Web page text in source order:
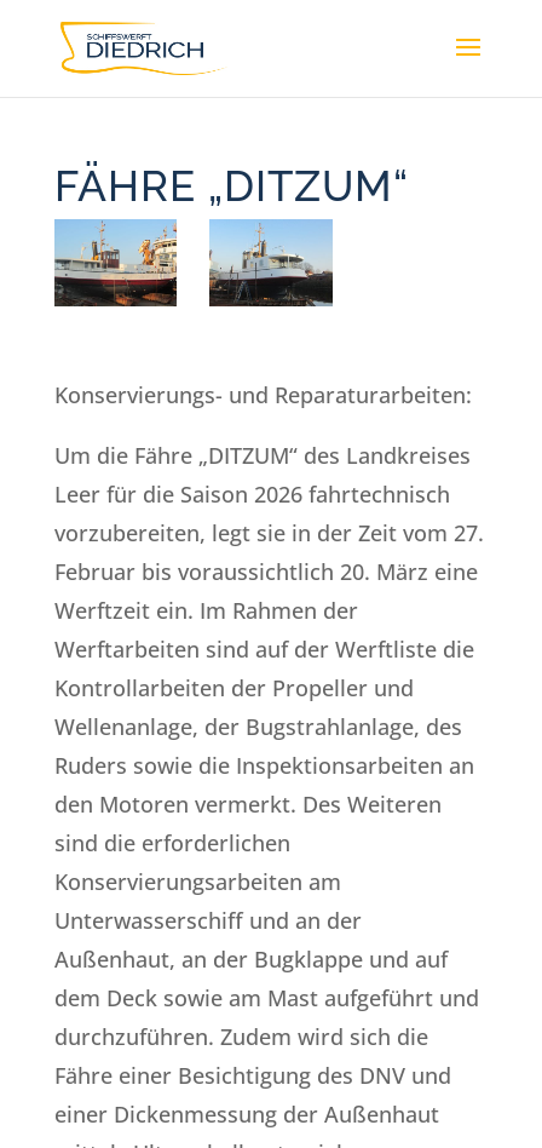
FÄHRE „DITZUM“
Konservierungs- und Reparaturarbeiten:
Um die Fähre „DITZUM“ des Landkreises
Leer für die Saison 2026 fahrtechnisch
vorzubereiten, legt sie in der Zeit vom 27.
Februar bis voraussichtlich 20. März eine
Werftzeit ein. Im Rahmen der
Werftarbeiten sind auf der Werftliste die
Kontrollarbeiten der Propeller und
Wellenanlage, der Bugstrahlanlage, des
Ruders sowie die Inspektionsarbeiten an
den Motoren vermerkt. Des Weiteren
sind die erforderlichen
Konservierungsarbeiten am
Unterwasserschiff und an der
Außenhaut, an der Bugklappe und auf
dem Deck sowie am Mast aufgeführt und
durchzuführen. Zudem wird sich die
Fähre einer Besichtigung des DNV und
einer Dickenmessung der Außenhaut